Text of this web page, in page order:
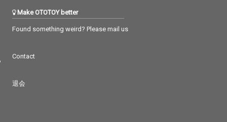
Make OTOTOY better
Found something weird? Please mail us
Contact
退会